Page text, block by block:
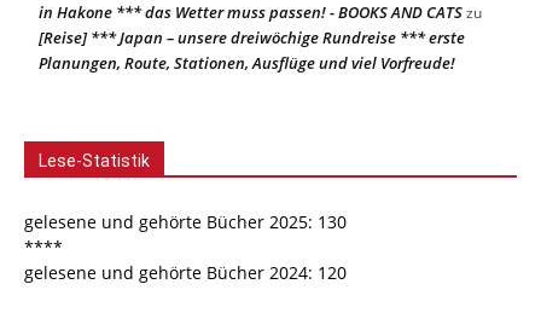
in Hakone *** das Wetter muss passen! - BOOKS AND CATSzu
[Reise] *** Japan – unsere dreiwöchige Rundreise *** erste
Planungen, Route, Stationen, Ausflüge und viel Vorfreude!
Lese-Statistik
gelesene und gehörte Bücher 2025: 130
****
gelesene und gehörte Bücher 2024: 120